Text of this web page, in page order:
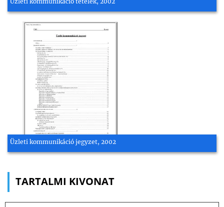
Üzleti kommunikáció jegyzet, 2002
TARTALMI KIVONAT